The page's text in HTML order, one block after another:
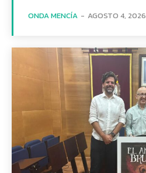
ONDA MENCÍA - AGOSTO 4, 2026